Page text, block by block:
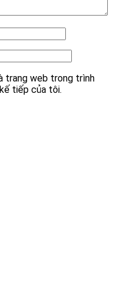
trang web trong trình
tiếp của tôi.